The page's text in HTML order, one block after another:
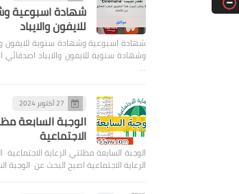
شهادة اسبوعية
للايفون والايباد
شهادة اسبوعية وشهادة سنوية للايفون
وشهادة سنوية للايفون والايباد اصدقائي
…
27 أكتوبر 2024
الوجبة السابعة
الاجتماعية
الوجبة السابعة مظلتي الرعاية
الرعاية الاجتماعية اصبح البحث عن